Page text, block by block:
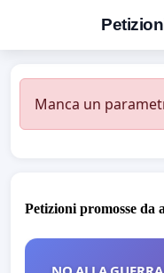
Manca un
Petizioni promosse da